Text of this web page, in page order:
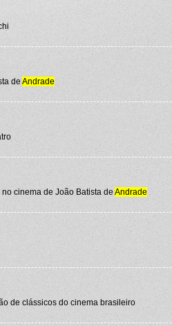
de Andrade
cinema de João Batista deAndrade
de clássicos do cinema brasileiro